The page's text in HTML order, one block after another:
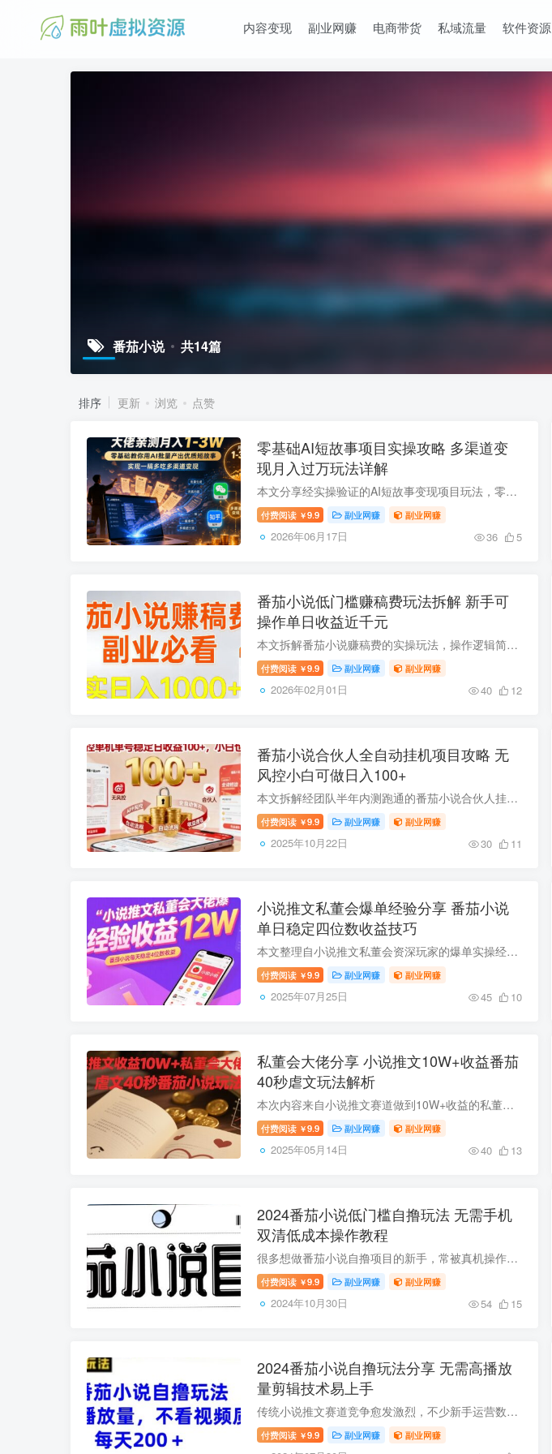
内容变现 副业网赚 电商带货 私域流量 软件资源
番茄小说 共14篇
排序 更新 浏览 点赞
零基础AI短故事项目实操攻略 多渠道变
现月入过万玩法详解
本文分享经实操验证的AI短故事变现项目玩法，零基础也可借助专属提示词批量产出优质内容，去除AI味后适配平台规则，可通过番茄小说分成、剧本售卖、短剧改编等多渠道获益，附带流量逻辑、运营技...
付费阅读 ￥9.9 副业网赚 副业网赚
2026年06月17日 36 5
番茄小说低门槛赚稿费玩法拆解 新手可
操作单日收益近千元
本文拆解番茄小说赚稿费的实操玩法，操作逻辑简单门槛极低，完全没有相关经验的新手小白也能快速上手，按照正规流程操作单日收益可达千元左右。本内容仅作项目科普，不承诺暴富收益，适合想要低...
付费阅读 ￥9.9 副业网赚 副业网赚
2026年02月01日 40 12
番茄小说合伙人全自动挂机项目攻略 无
风控小白可做日入100+
本文拆解经团队半年内测跑通的番茄小说合伙人挂机项目，该项目背靠字节大厂无风控问题，单机单号稳定日收益100+，新手小白也可快速上手。通过AI生成网文发布后，用小号批量阅读即可获取创作收益...
付费阅读 ￥9.9 副业网赚 副业网赚
2025年10月22日 30 11
小说推文私董会爆单经验分享 番茄小说
单日稳定四位数收益技巧
本文整理自小说推文私董会资深玩家的爆单实操经验，该玩家靠小说推文项目累计收益达12W，仅番茄小说赛道就能稳定实现单日四位数收入。内容涵盖账号运营、短视频发布、播放量提升、用户引导转化...
付费阅读 ￥9.9 副业网赚 副业网赚
2025年07月25日 45 10
私董会大佬分享 小说推文10W+收益番茄
40秒虐文玩法解析
本次内容来自小说推文赛道做到10W+收益的私董会嘉宾，主打番茄小说40秒虐文专属推广玩法，核心逻辑是剪辑小说精彩片段制成短视频发布到抖快等平台，引导用户点击链接下载小说APP即可获得推广佣...
付费阅读 ￥9.9 副业网赚 副业网赚
2025年05月14日 40 13
2024番茄小说低门槛自撸玩法 无需手机
双清低成本操作教程
很多想做番茄小说自撸项目的新手，常被真机操作、反复双清、改IP等高门槛劝退。本次分享的2024最新番茄小说自撸玩法采用云机操控模式，无需手机双清，操作简单成本极低，配套从项目介绍、前期准...
付费阅读 ￥9.9 副业网赚 副业网赚
2024年10月30日 54 15
2024番茄小说自撸玩法分享 无需高播放
量剪辑技术易上手
传统小说推文赛道竞争愈发激烈，不少新手运营数月都难有正向收益。本文介绍的番茄小说自撸玩法是基于推文项目衍生的半自动新模式，无需高播放量与专业剪辑能力，单条视频仅需十余播放即可转化，...
付费阅读 ￥9.9 副业网赚 副业网赚